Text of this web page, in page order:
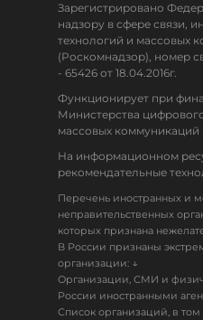
Зарегистрировано
надзору в сфере связи,
технологий и массовых
(Роскомнадзор), номер
- 65426 от 18.04.2016г.
Функционирует при
Министерства
массовых
На информационном
рекомендательные
Перечень иностранных и
неправительственных
которых признана
В России признаны
организации: ↓
Организации, СМИ и
России иностранными
Список организаций, в